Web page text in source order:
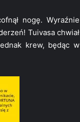
nogę. Wyraźnie
Tuivasa chwiał
krew, będąc w